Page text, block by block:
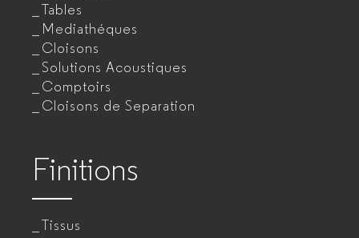
Tables
Mediathéques
Cloisons
Solutions Acoustiques
Comptoirs
Cloisons de Separation
Finitions
Tissus